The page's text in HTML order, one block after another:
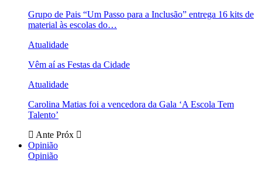
Grupo de Pais “Um Passo para a Inclusão” entrega 16 kits de
material às escolas do…
Atualidade
Vêm aí as Festas da Cidade
Atualidade
Carolina Matias foi a vencedora da Gala ‘A Escola Tem
Talento’
Ante Próx
Opinião
Opinião